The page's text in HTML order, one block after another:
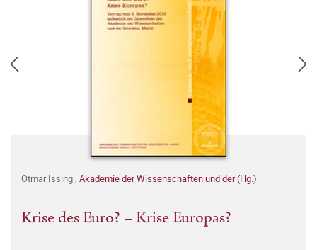
Otmar Issing, Akademie der Wissenschaften und der (Hg.)
Krise des Euro? – Krise Europas?